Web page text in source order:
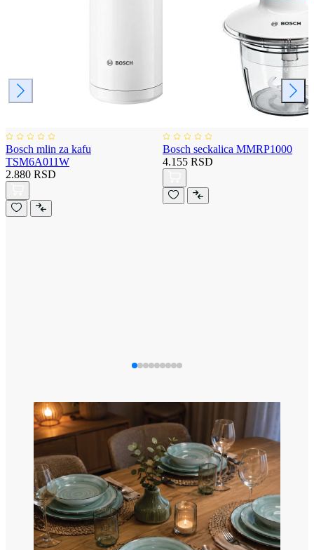
Bosch mlin za kafu
TSM6A011W
2.880 RSD
Bosch seckalica MMRP1000
4.155 RSD